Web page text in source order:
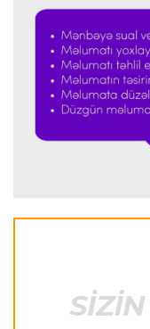
Formula-1 23:51 06.08.2026
"Antonelli çox
Formula-1 23:44 06.08.2026
"Antonelli
bənzəyir"